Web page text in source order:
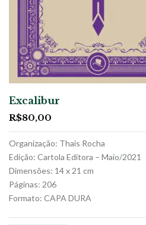
Excalibur
R$80,00
Organização: Thais Rocha
Edição: Cartola Editora – Maio/2021
Dimensões: 14 x 21 cm
Páginas: 206
Formato: CAPA DURA